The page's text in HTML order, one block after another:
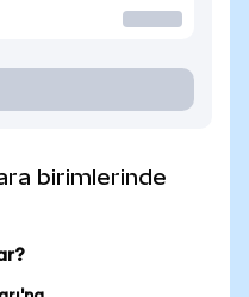
birimlerinde